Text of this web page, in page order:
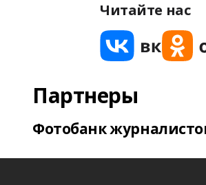
Читайте нас
Партнеры
Фотобанк